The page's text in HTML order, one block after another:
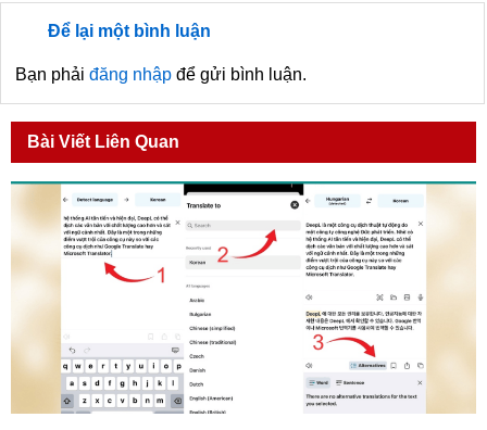
Để lại một bình luận
Bạn phảiđăng nhập để gửi bình luận.
Bài Viết Liên Quan